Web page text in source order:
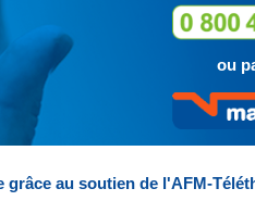
ou
au soutien de l'AFM-